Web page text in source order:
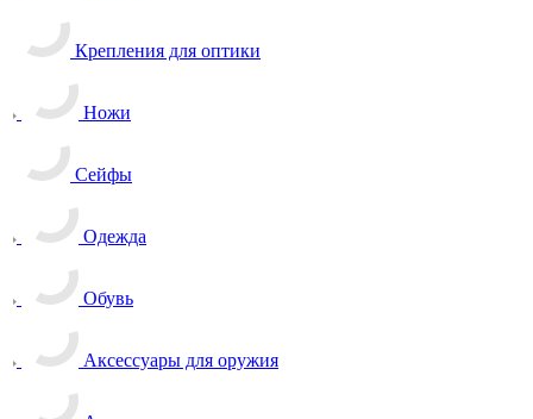
Крепления для оптики
Ножи
Сейфы
Одежда
Обувь
Аксессуары для оружия